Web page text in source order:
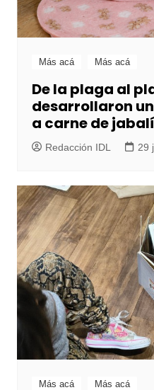
Más acá Más acá
De la plaga al
desarrollaron
a carne de
Redacción IDL 29
Más acá Más acá